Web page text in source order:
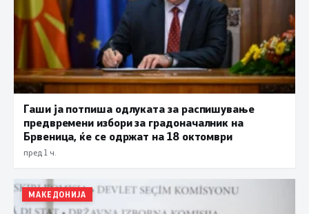
Гаши ја потпиша одлуката за распишување
предвремени избори за градоначалник на
Брвеница, ќе се одржат на 18 октомври
пред 1 ч.
МАКЕДОНИЈА